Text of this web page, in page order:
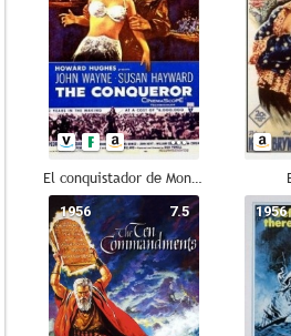
El conquistador de Mongolia
7.5
1956 1956